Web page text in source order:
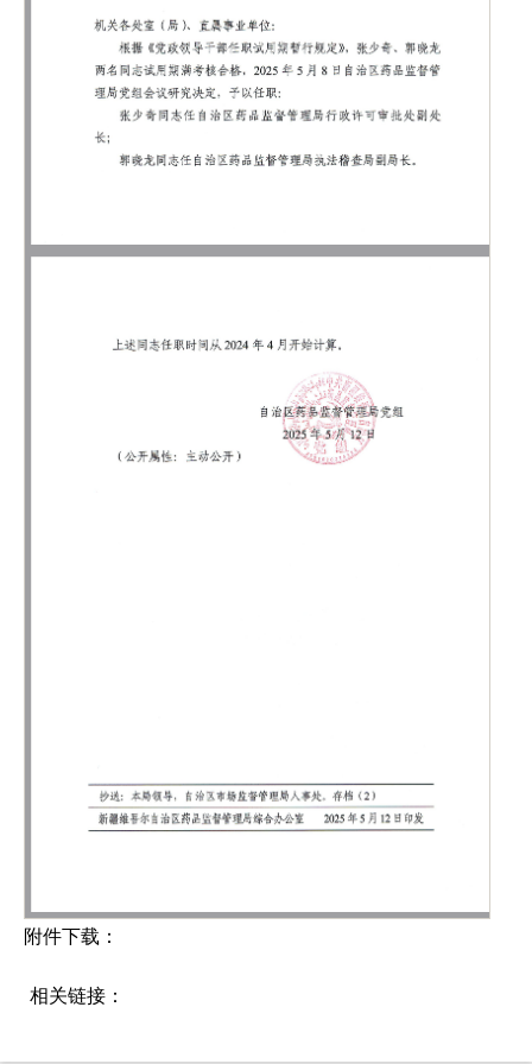
附件下载：
相关链接：